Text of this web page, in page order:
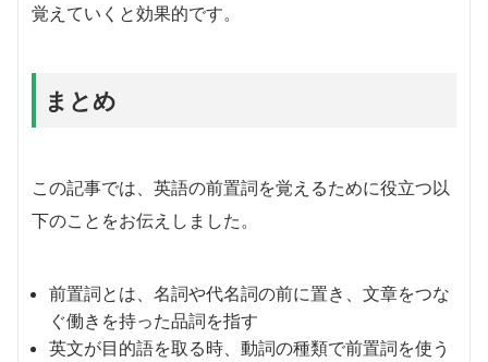
覚えていくと効果的です。
まとめ
この記事では、英語の前置詞を覚えるために役立つ以
下のことをお伝えしました。
前置詞とは、名詞や代名詞の前に置き、文章をつな
ぐ働きを持った品詞を指す
英文が目的語を取る時、動詞の種類で前置詞を使う